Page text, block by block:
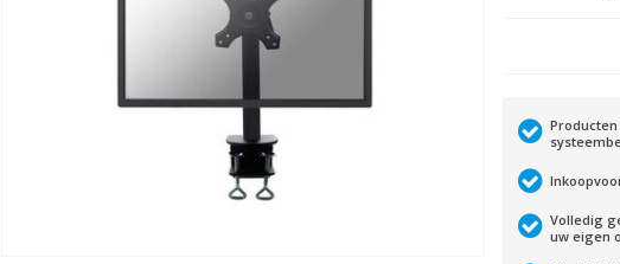
Volledig
uw eigen